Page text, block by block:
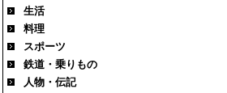
生活
料理
スポーツ
鉄道・乗りもの
人物・伝記